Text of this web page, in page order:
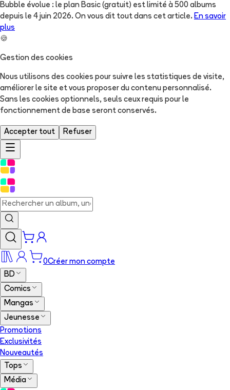
Bubble évolue : le plan Basic (gratuit) est limité à 500 albums
depuis le 4 juin 2026. On vous dit tout dans cet article. En savoir
plus
🍪
Gestion des cookies
Nous utilisons des cookies pour suivre les statistiques de visite,
améliorer le site et vous proposer du contenu personnalisé.
Sans les cookies optionnels, seuls ceux requis pour le
fonctionnement de base seront conservés.
Accepter tout Refuser
0Créer mon compte
BD
Comics
Mangas
Jeunesse
Promotions
Exclusivités
Nouveautés
Tops
Média